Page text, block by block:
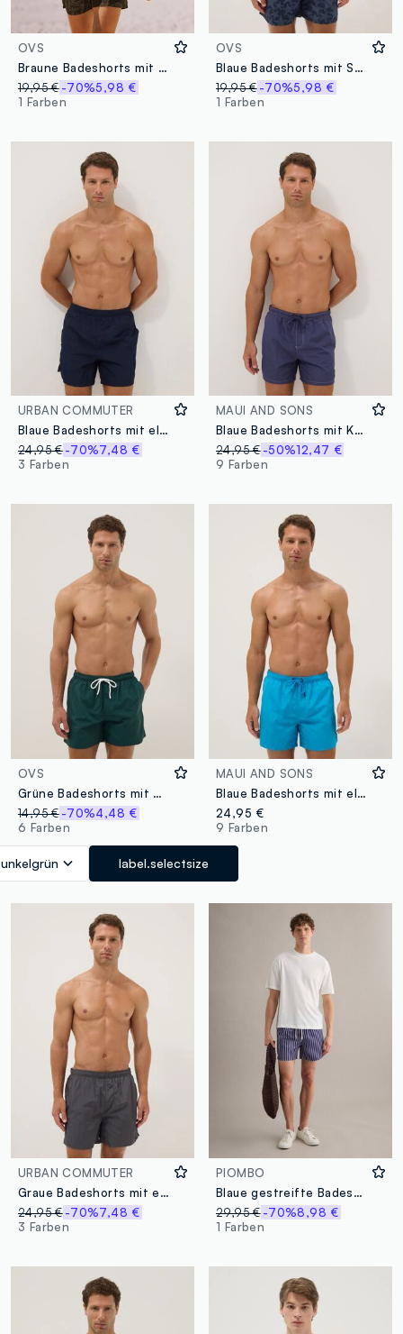
OVS
Braune Badeshorts mit Allover-Print
19,95 €-70%5,98 €
1 Farben
OVS
Blaue Badeshorts mit Seestern-Print
19,95 € -70%5,98 €
1 Farben
URBAN COMMUTER
Blaue Badeshorts mit elastischem Bund
24,95 €-70%7,48 €
3 Farben
MAUI AND SONS
Blaue Badeshorts mit Kordelzugbund
24,95 € -50%12,47 €
9 Farben
OVS
Grüne Badeshorts mit elastischem Bund
14,95 €-70%4,48 €
6 Farben
label.selectsize
MAUI AND SONS
Blaue Badeshorts mit elastischem Bund und Kordelzug
24,95 €
9 Farben
URBAN COMMUTER
Graue Badeshorts mit elastischem Bund
24,95 €-70%7,48 €
3 Farben
PIOMBO
Blaue gestreifte Badeshorts
29,95 € -70%8,98 €
1 Farben